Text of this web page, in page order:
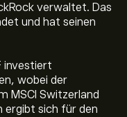
verwaltet. Das
und hat seinen
investiert
wobei der
MSCI Switzerland
ergibt sich für den